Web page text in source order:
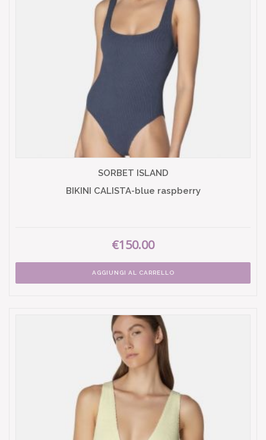
SORBET ISLAND
BIKINI CALISTA-blue raspberry
€150.00
AGGIUNGI AL CARRELLO